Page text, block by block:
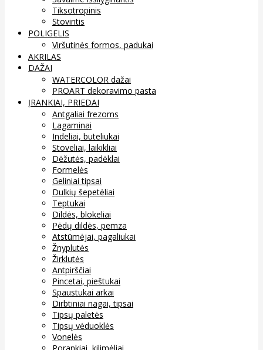
Tiksotropinis
Stovintis
POLIGELIS
Viršutinės formos, padukai
AKRILAS
DAŽAI
WATERCOLOR dažai
PROART dekoravimo pasta
ĮRANKIAI, PRIEDAI
Antgaliai frezoms
Lagaminai
Indeliai, buteliukai
Stoveliai, laikikliai
Dėžutės, padėklai
Formelės
Geliniai tipsai
Dulkių šepetėliai
Teptukai
Dildės, blokeliai
Pėdų dildės, pemza
Atstūmėjai, pagaliukai
Žnyplutės
Žirklutės
Antpirščiai
Pincetai, pieštukai
Spaustukai arkai
Dirbtiniai nagai, tipsai
Tipsų paletės
Tipsų vėduoklės
Vonelės
Porankiai, kilimėliai